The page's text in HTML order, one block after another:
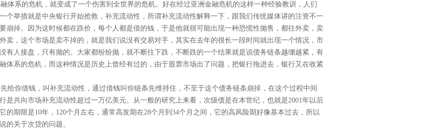
系的危机，就变成了一个伤害到全世界的危机。好在经过亚洲金融危机的这样一种经验教训，人们
个举措就是中央银行开始抢救，补充流动性，所谓补充流动性解释一下，跟我们传统媒体讲的注资不一
崩掉。因为这时候都在跌价，每个人都是借的钱，于是他就很可能出现一种恐慌性抛售，都往外卖，卖
卖，这个市场是卖不掉的，就是我们说没有交易对手，其实在去年的很长一段时间就出现一个情况，市
有人接盘，只有抛的。大家都纷纷抛，就不断往下跌，不断跌的一个结果就是说债务链条越绷越紧，有
体系的危机，而这种情况是历史上曾经有过的，由于股票市场出了问题，把银行拖进去，银行又在收紧
你借钱，叫补充流动性，通过借钱叫你链条先维持住，不至于这个债务链条崩掉，在这个过程中间
是共向市场补充流动性超过一万亿美元。从一般的研究上来看，次级债是在本世纪，也就是2001年以后
的期限是10年，120个月左右，通常高发期在28个月到34个月之间，它的高风险期好像基本过去，所以
的关于次贷的问题。